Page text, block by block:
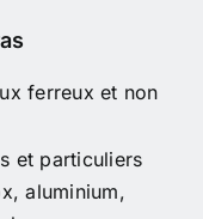
ferreux et non
et particuliers
aluminium,